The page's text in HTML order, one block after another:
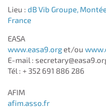
Lieu : dB Vib Groupe,
France
EASA
www.easa9.orget/ou
E-mail :
Tél : + 352 691 886 286
AFIM
afim.asso.fr